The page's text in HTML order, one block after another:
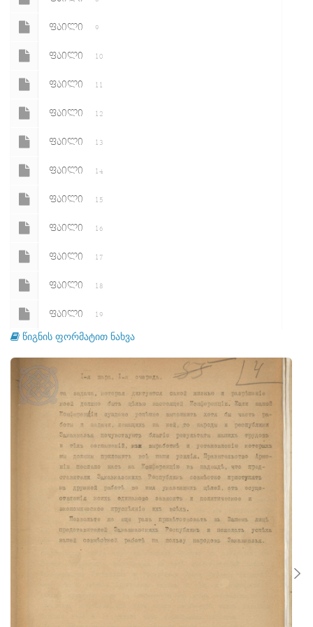
ᲤᲐᲘᲚᲘ 9
ᲤᲐᲘᲚᲘ 10
ᲤᲐᲘᲚᲘ 11
ᲤᲐᲘᲚᲘ 12
ᲤᲐᲘᲚᲘ 13
ᲤᲐᲘᲚᲘ 14
ᲤᲐᲘᲚᲘ 15
ᲤᲐᲘᲚᲘ 16
ᲤᲐᲘᲚᲘ 17
ᲤᲐᲘᲚᲘ 18
ᲤᲐᲘᲚᲘ 19
ᲤᲐᲘᲚᲘ 20
ᲤᲐᲘᲚᲘ
ᲤᲐᲘᲚᲘ 22
ᲤᲐᲘᲚᲘ 23
ᲤᲐᲘᲚᲘ 24
ᲤᲐᲘᲚᲘ 25
ᲤᲐᲘᲚᲘ
ᲤᲐᲘᲚᲘ 27
წიგნის ფორმატით ნახვა